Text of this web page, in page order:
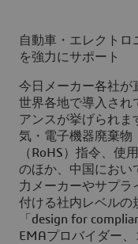
自動車・エレクトロ
を強力にサポート
今日メーカー各社が
世界各地で導入され
アンスが挙げられま
気・電子機器廃棄物
（RoHS）指令、使
のほか、中国におい
力メーカーやサプラ
付ける社内レベル
「design for
EMAプロバイダー